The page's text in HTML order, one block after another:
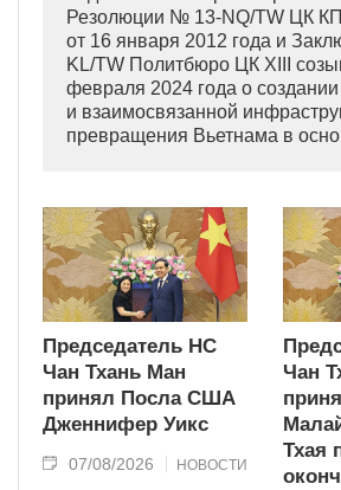
Резолюции № 13-NQ/TW ЦК
от 16 января 2012 года и
KL/TW Политбюро ЦК XIII
февраля 2024 года о
и взаимосвязанной
превращения Вьетнама в
Председатель НС
Чан Тхань Ман
принял Посла США
Дженнифер Уикс
07/08/2026 НОВОСТИ
Чан
Тхая